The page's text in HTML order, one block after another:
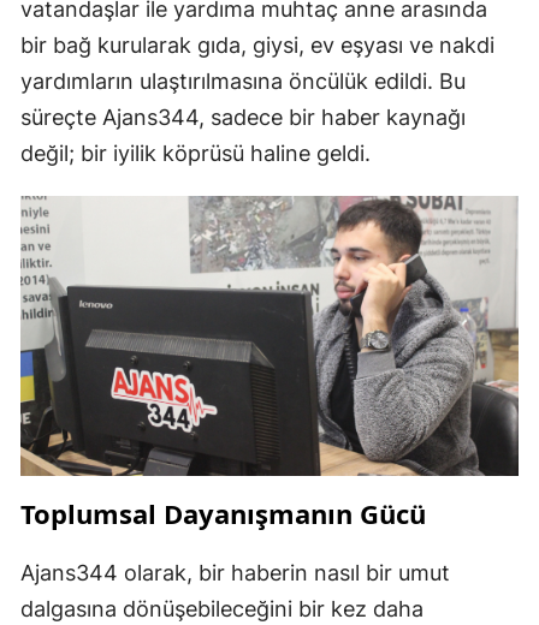
vatandaşlar ile yardıma muhtaç anne arasında
bir bağ kurularak gıda, giysi, ev eşyası ve nakdi
yardımların ulaştırılmasına öncülük edildi. Bu
süreçte Ajans344, sadece bir haber kaynağı
değil; bir iyilik köprüsü haline geldi.
Toplumsal Dayanışmanın Gücü
Ajans344 olarak, bir haberin nasıl bir umut
dalgasına dönüşebileceğini bir kez daha